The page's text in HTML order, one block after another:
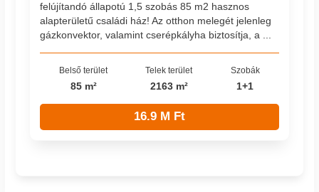
felújítandó állapotú 1,5 szobás 85 m2 hasznos
alapterületű családi ház! Az otthon melegét jelenleg
gázkonvektor, valamint cserépkályha biztosítja, a ...
Belső terület
85 m²
Telek terület
2163 m²
Szobák
1+1
16.9 M Ft